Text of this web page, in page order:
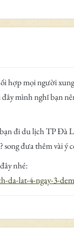
hợp mọi người
mình nghĩ bạn
đi du lịch TP Đà
song đưa thêm vài
nhé:
da-lat-4-ngay-3-dem